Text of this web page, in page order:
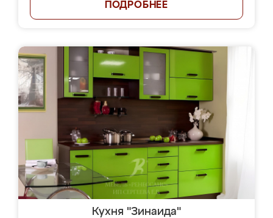
ПОДРОБНЕЕ
Кухня "Зинаида"